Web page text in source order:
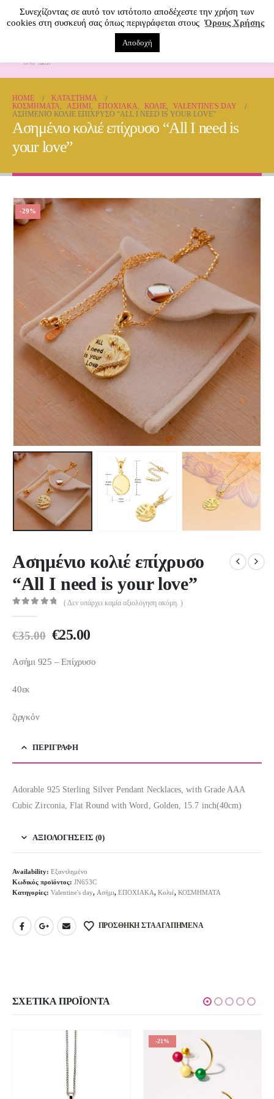
HOME
ΚΑΤΆΣΤΗΜΑ
ΚΟΣΜΗΜΑΤΑ, ΑΣΉΜΙ, ΕΠΟΧΙΑΚΑ, ΚΟΛΙΈ,
VALENTINE'S DAY
ΑΣΗΜΈΝΙΟ ΚΟΛΙΈ ΕΠΊΧΡΥΣΟ “ALL I NEED IS YOUR LOVE”
Ασημένιο κολιέ επίχρυσο “All I need is
your love”
-29%
Ασημένιο κολιέ επίχρυσο
“All I need is your love”
( Δεν υπάρχει καμία αξιολόγηση ακόμη. )
€35.00 Original
was:
€25.00Η
τιμή
Ασήμι 925 – Επίχρυσο
40εκ
ζιργκόν
ΠΕΡΙΓΡΑΦΉ
Adorable 925 Sterling Silver Pendant Necklaces, with Grade AAA
Cubic Zirconia, Flat Round with Word, Golden, 15.7 inch(40cm)
ΑΞΙΟΛΟΓΉΣΕΙΣ (0)
Availability: Εξαντλημένο
Κωδικός προϊόντος: JN653C
Κατηγορίες: Valentine's day, Ασήμι, ΕΠΟΧΙΑΚΑ, Κολιέ, ΚΟΣΜΗΜΑΤΑ
ΠΡΟΣΘΉΚΗ ΣΤΑ ΑΓΑΠΗΜΈΝΑ
ΣΧΕΤΙΚΆ ΠΡΟΪΌΝΤΑ
-21%
Συνεχίζοντας σε αυτό τον ιστότοπο αποδέχεστε την χρήση των
cookies στη συσκευή σας όπως περιγράφεται στους Όρους Χρήσης
Αποδοχή